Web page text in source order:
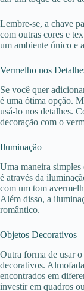
Lembre-se, a chave
com outras cores e
um ambiente único e
Vermelho nos
Se você quer
é uma ótima opção.
usá-lo nos detalhes.
decoração com o
Iluminação
Uma maneira
é através da
com um tom
Além disso, a
romântico.
Objetos Decorativos
Outra forma de usar
decorativos.
encontrados em
investir em quadros